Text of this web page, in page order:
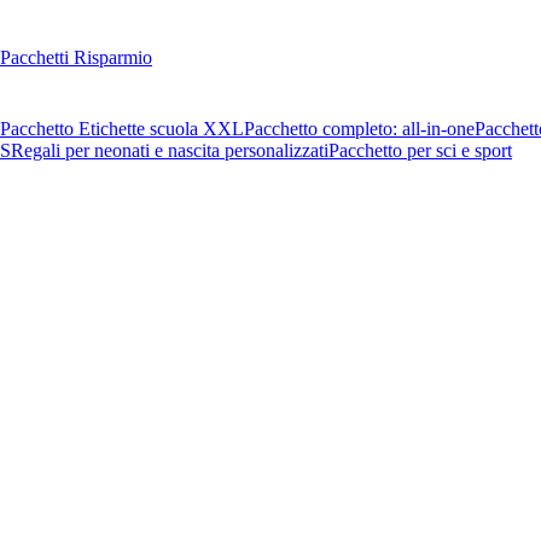
Pacchetti Risparmio
Pacchetto Etichette scuola XXLPacchetto completo: all-in-one
Regali per neonati e nascita personalizzatiPacchetto per sci e sport